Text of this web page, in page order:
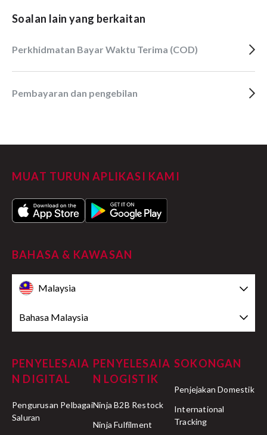
Soalan lain yang berkaitan
Perkhidmatan Bayar Waktu Terima (COD)
Pembayaran dan pengebilan
MUAT TURUN APLIKASI KAMI
BAHASA & KAWASAN
Malaysia
Bahasa Malaysia
PENYELESAIA
N DIGITAL
Pengurusan Pelbagai
Saluran
PENYELESAIA
N LOGISTIK
Ninja B2B Restock
Ninja Fulfilment
SOKONGAN
Penjejakan Domestik
International
Tracking